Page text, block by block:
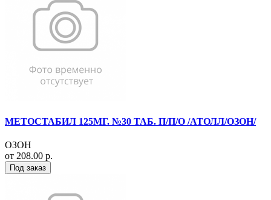
МЕТОСТАБИЛ 125МГ. №30 ТАБ. П/П/О /АТОЛЛ/ОЗОН/
ОЗОН
от 208.00 р.
Под заказ